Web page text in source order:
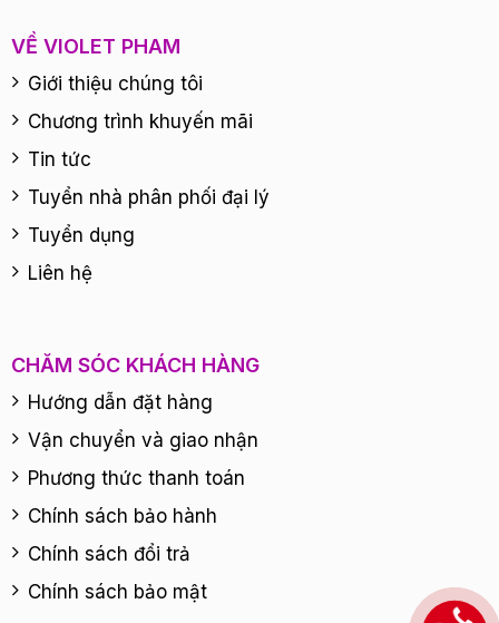
VỀ VIOLET PHAM
Giới thiệu chúng tôi
Chương trình khuyến mãi
Tin tức
Tuyển nhà phân phối đại lý
Tuyển dụng
Liên hệ
CHĂM SÓC KHÁCH HÀNG
Hướng dẫn đặt hàng
Vận chuyển và giao nhận
Phương thức thanh toán
Chính sách bảo hành
Chính sách đổi trả
Chính sách bảo mật